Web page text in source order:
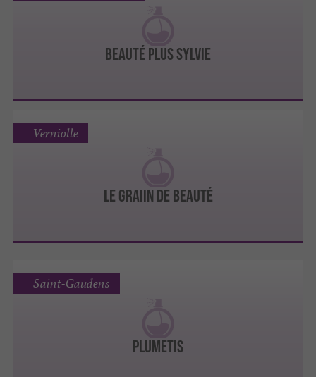
BEAUTÉ PLUS SYLVIE
LE GRAIIN DE BEAUTÉ
Verniolle
PLUMETIS
Saint-Gaudens